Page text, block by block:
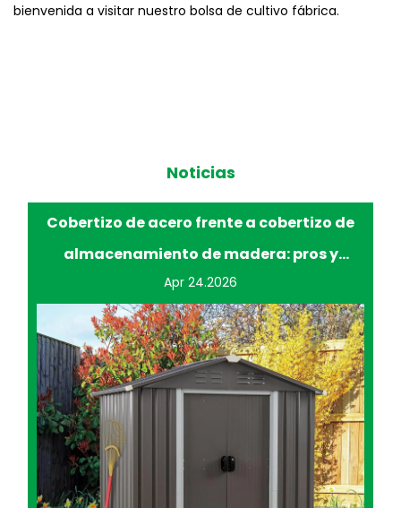
bienvenida a visitar nuestro bolsa de cultivo fábrica.
Noticias
Mejorar la comodidad y la eficiencia de la
jardinería con bancos rodantes
Apr 17.2026